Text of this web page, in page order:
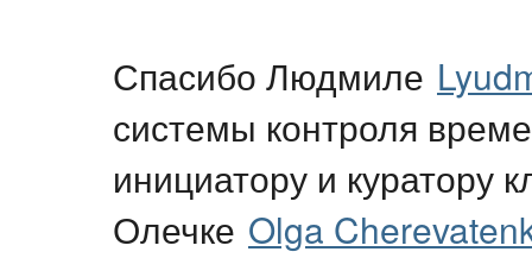
Спасибо Людмиле
системы контроля
инициатору и куратору
Олечке Olga